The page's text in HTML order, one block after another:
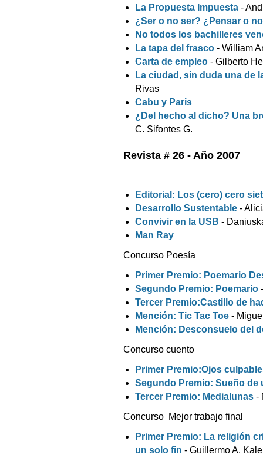
La Propuesta Impuesta -
¿Ser o no ser? ¿Pensar o
No todos los bachilleres
La tapa del frasco - William
Carta de empleo - Gilberto
La ciudad, sin duda una de
Rivas
Cabu y Paris
¿Del hecho al dicho? Una
C. Sifontes G.
Revista # 26 - Año 2007
Editorial: Los (cero) cero
Desarrollo Sustentable -
Convivir en la USB -
Man Ray
Concurso Poesía
Primer Premio: Poemario
Segundo Premio: Poemario
Tercer Premio:Castillo de
Mención: Tic Tac Toe -
Mención: Desconsuelo del
Concurso cuento
Primer Premio:Ojos
Segundo Premio: Sueño de
Tercer Premio: Medialunas -
Concurso Mejor trabajo final
Primer Premio: La religión
un solo fin - Guillermo A.